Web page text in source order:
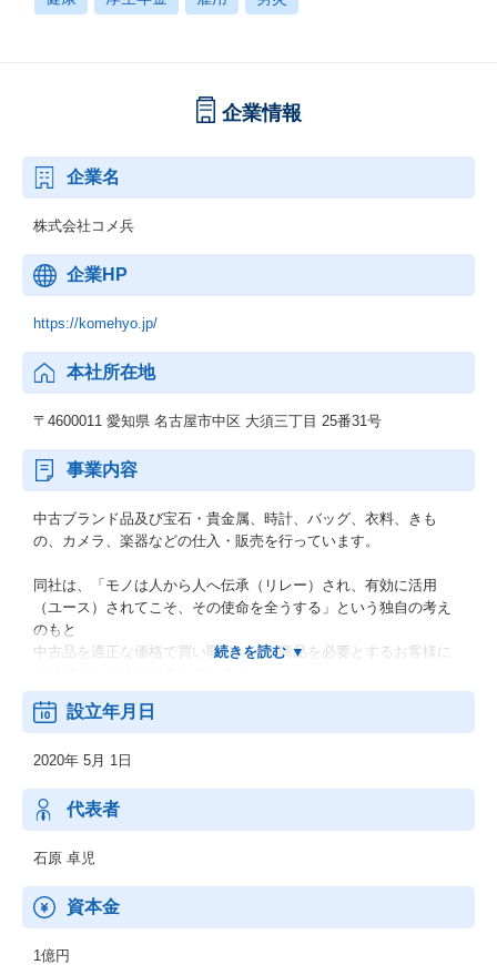
企業情報
企業名
株式会社コメ兵
企業HP
https://komehyo.jp/
本社所在地
〒4600011 愛知県 名古屋市中区 大須三丁目 25番31号
事業内容
中古ブランド品及び宝石・貴金属、時計、バッグ、衣料、きも
の、カメラ、楽器などの仕入・販売を行っています。
同社は、「モノは人から人へ伝承（リレー）され、有効に活用
（ユース）されてこそ、その使命を全うする」という独自の考え
のもと
中古品を適正な価格で買い取り、その商品を必要とするお客様に
設立年月日
2020年 5月 1日
代表者
石原 卓児
資本金
1億円